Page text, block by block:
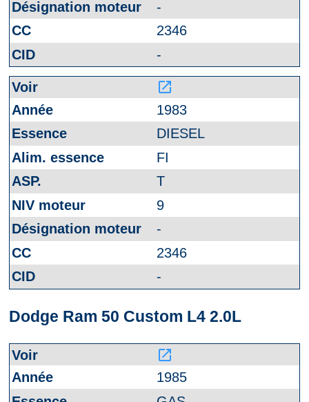
-
2346
-
launch
1983
DIESEL
FI
T
9
-
2346
-
Dodge Ram 50 Custom L4 2.0L
launch
1985